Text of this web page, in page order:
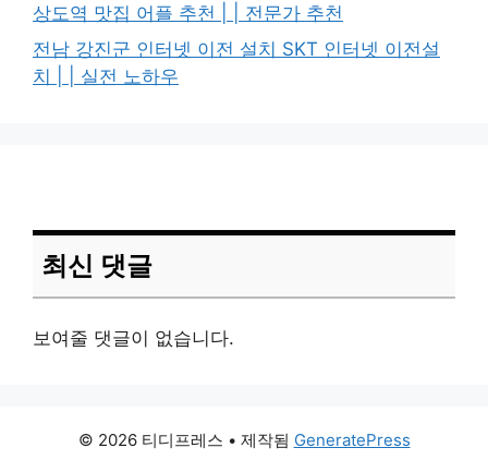
상도역 맛집 어플 추천 | | 전문가 추천
전남 강진군 인터넷 이전 설치 SKT 인터넷 이전설
치 | | 실전 노하우
최신 댓글
보여줄 댓글이 없습니다.
© 2026 티디프레스 • 제작됨 GeneratePress